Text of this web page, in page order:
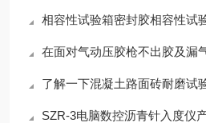
相容性试验箱密封胶相容性试
在面对气动压胶枪不出胶及漏
了解一下混凝土路面砖耐磨试
SZR-3电脑数控沥青针入度仪